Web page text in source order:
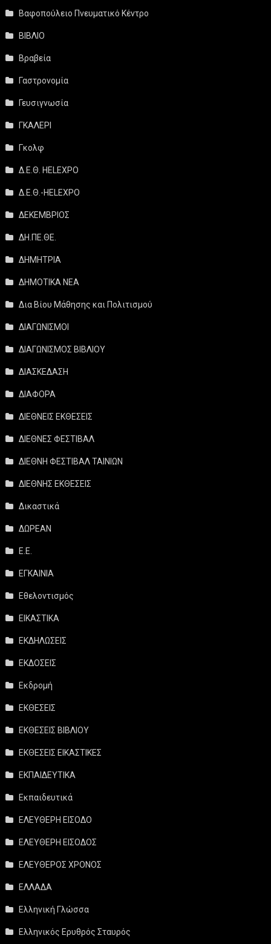
Βαφοπούλειο Πνευματικό Κέντρο
ΒΙΒΛΙΟ
Βραβεία
Γαστρονομία
Γευσιγνωσία
ΓΚΑΛΕΡΙ
Γκολφ
Δ.Ε.Θ. HELEXPO
Δ.Ε.Θ.-HELEXPO
ΔΕΚΕΜΒΡΙΟΣ
ΔΗ.ΠΕ.ΘΕ.
ΔΗΜΗΤΡΙΑ
ΔΗΜΟΤΙΚΑ ΝΕΑ
Δια Βίου Μάθησης και Πολιτισμού
ΔΙΑΓΩΝΙΣΜΟΙ
ΔΙΑΓΩΝΙΣΜΟΣ ΒΙΒΛΙΟΥ
ΔΙΑΣΚΕΔΑΣΗ
ΔΙΑΦΟΡΑ
ΔΙΕΘΝΕΙΣ ΕΚΘΕΣΕΙΣ
ΔΙΕΘΝΕΣ ΦΕΣΤΙΒΑΛ
ΔΙΕΘΝΗ ΦΕΣΤΙΒΑΛ ΤΑΙΝΙΩΝ
ΔΙΕΘΝΗΣ ΕΚΘΕΣΕΙΣ
Δικαστικά
ΔΩΡΕΑΝ
Ε.Ε.
ΕΓΚΑΙΝΙΑ
Εθελοντισμός
ΕΙΚΑΣΤΙΚΑ
ΕΚΔΗΛΩΣΕΙΣ
ΕΚΔΟΣΕΙΣ
Εκδρομή
ΕΚΘΕΣΕΙΣ
ΕΚΘΕΣΕΙΣ ΒΙΒΛΙΟΥ
ΕΚΘΕΣΕΙΣ ΕΙΚΑΣΤΙΚΕΣ
ΕΚΠΑΙΔΕΥΤΙΚΑ
Εκπαιδευτικά
ΕΛΕΥΘΕΡΗ ΕΙΣΟΔΟ
ΕΛΕΥΘΕΡΗ ΕΙΣΟΔΟΣ
ΕΛΕΥΘΕΡΟΣ ΧΡΟΝΟΣ
ΕΛΛΑΔΑ
Ελληνική Γλώσσα
Ελληνικός Ερυθρός Σταυρός